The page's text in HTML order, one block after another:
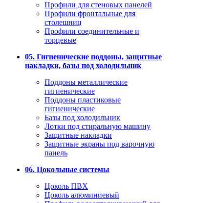
Профили для стеновых панелей
Профили фронтальные для
столешниц
Профили соединительные и
торцевые
05. Гигиенические поддоны, защитные
накладки, базы под холодильник
Поддоны металлические
гигиенические
Поддоны пластиковые
гигиенические
Базы под холодильник
Лотки под стиральную машину
Защитные накладки
Защитные экраны под варочную
панель
06. Цокольные системы
Цоколь ПВХ
Цоколь алюминиевый